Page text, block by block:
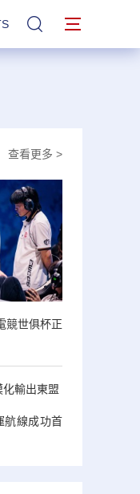
站內搜索
查看更多 >
競世俱杯正
輸出東盟
航線成功首